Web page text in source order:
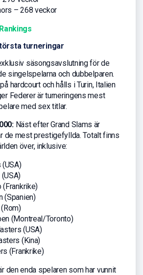
– 268 veckor
turneringar
säsongsavslutning för de
singelspelarna och dubbelparen.
hardcourt och hålls i Turin, Italien
Federer är turneringens mest
med sex titlar.
Näst efter Grand Slams är
de mest prestigefyllda. Totalt finns
över, inklusive:
(Frankrike)
(Spanien)
(Montreal/Toronto)
(USA)
(Kina)
(Frankrike)
den enda spelaren som har vunnit